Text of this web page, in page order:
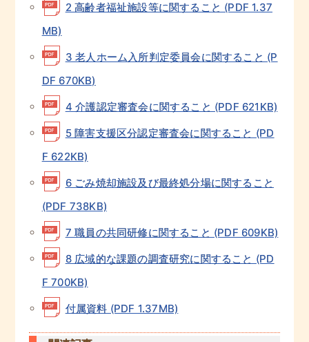
2 高齢者福祉施設等に関すること (PDF 1.37
MB)
3 老人ホーム入所判定委員会に関すること (P
DF 670KB)
4 介護認定審査会に関すること (PDF 621KB)
5 障害支援区分認定審査会に関すること (PD
F 622KB)
6 ごみ焼却施設及び最終処分場に関すること
(PDF 738KB)
7 職員の共同研修に関すること (PDF 609KB)
8 広域的な課題の調査研究に関すること (PD
F 700KB)
付属資料 (PDF 1.37MB)